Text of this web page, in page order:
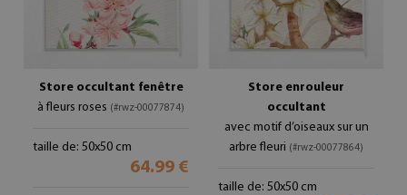
Store occultant fenêtre
à fleurs roses (#rwz-00077874)
taille de: 50x50 cm
64.99 €
Store enrouleur
occultant
avec motif d’oiseaux sur un
arbre fleuri (#rwz-00077864)
taille de: 50x50 cm